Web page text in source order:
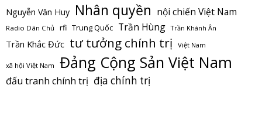
Nguyễn Văn Huy Nhân quyền nội chiến Việt Nam
Radio Dân Chủ rfi Trung Quốc Trần Hùng Trần Khánh Ân
Trần Khắc Đức tư tưởng chính trị Việt Nam
xã hội Việt Nam Đảng Cộng Sản Việt Nam
đấu tranh chính trị địa chính trị